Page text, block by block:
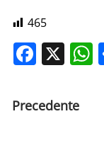
465
X
Precedente